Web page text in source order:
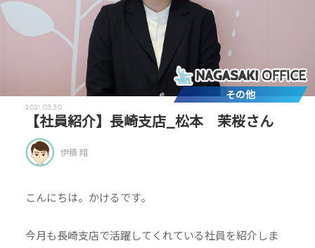
その他
2021.03.30
【社員紹介】長崎支店_松本 茉桜さん
伊積 翔
こんにちは。かけるです。
今月も長崎支店で活躍してくれている社員を紹介しま